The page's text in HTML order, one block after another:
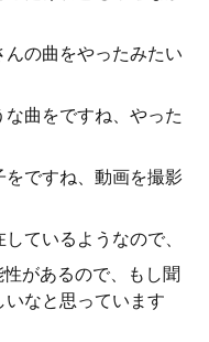
の曲をやったみたい
曲をですね、やった
をですね、動画を撮影
ているようなので、
があるので、もし聞
なと思っています